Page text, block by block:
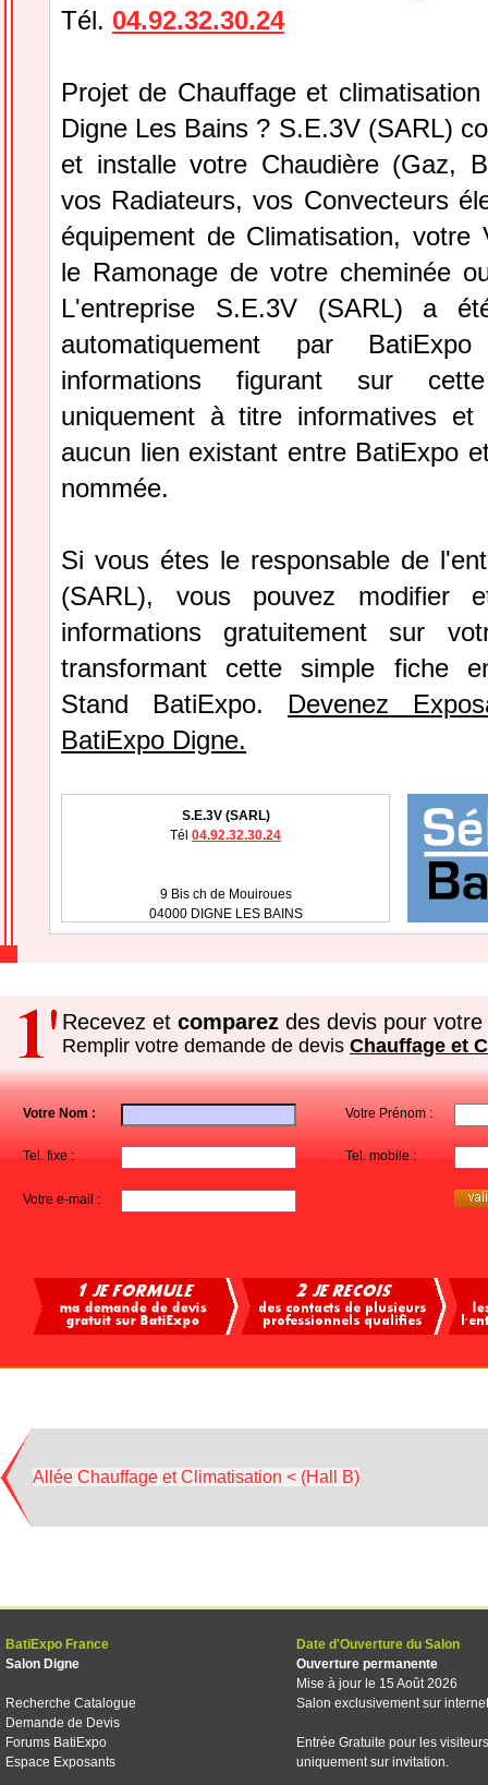
Tél. 04.92.32.30.24
Projet de Chauffage et
Digne Les Bains ? S.E.3V (SARL)
et installe votre Chaudière (Gaz,
vos Radiateurs, vos Convecteurs
équipement de Climatisation, votre
le Ramonage de votre cheminée
L'entreprise S.E.3V (SARL) a
automatiquement par
informations figurant sur
uniquement à titre informatives et
aucun lien existant entre BatiExpo
nommée.
Si vous étes le responsable de
(SARL), vous pouvez modifier
informations gratuitement sur
transformant cette simple fiche
Stand BatiExpo. Devenez
BatiExpo Digne.
S.E.3V (SARL)
Tél 04.92.32.30.24
9 Bis ch de Mouiroues
04000 DIGNE LES BAINS
Recevez et comparez des devis pour votre
Remplir votre demande de devis Chauffage et
Votre Nom : Votre Prénom :
Tel. fixe : Tel. mobile :
Votre e-mail :
Allée Chauffage et Climatisation < (Hall B)
BatiExpo France
Salon Digne
Recherche Catalogue
Demande de Devis
Forums BatiExpo
Espace Exposants
Date d'Ouverture du Salon
Ouverture permanente
Mise à jour le 15 Août 2026
Salon exclusivement sur internet
Entrée Gratuite pour les visiteurs
uniquement sur invitation.